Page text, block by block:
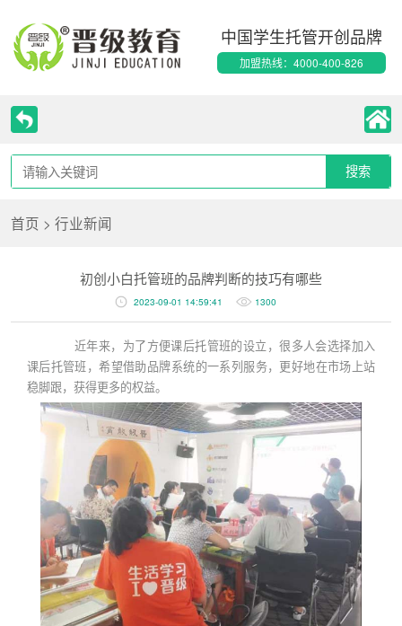
中国学生托管开创品牌
加盟热线：4000-400-826
首页 > 行业新闻
初创小白托管班的品牌判断的技巧有哪些
2023-09-01 14:59:41 1300
近年来，为了方便课后托管班的设立，很多人会选择加入
课后托管班，希望借助品牌系统的一系列服务，更好地在市场上站
稳脚跟，获得更多的权益。